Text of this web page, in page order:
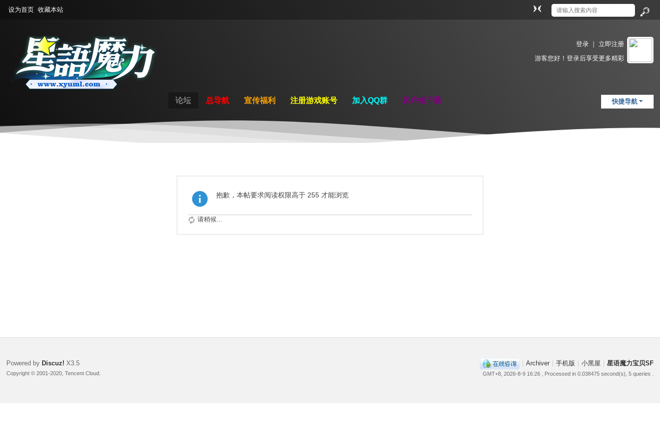
设为首页 收藏本站
索
登录
立即注册
游客您好！登录后享受更多精彩
快捷导航
论坛 总导航 宣传福利 注册游戏账号 加入QQ群 客户端下载
抱歉，本帖要求阅读权限高于 255 才能浏览
请稍候...
Archiver 手机版 小黑屋 星语魔力宝贝SF
GMT+8, 2026-8-9 16:26, Processed in 0.038475 second(s), 5 queries .
Powered by Discuz! X3.5
Copyright © 2001-2020, Tencent Cloud.